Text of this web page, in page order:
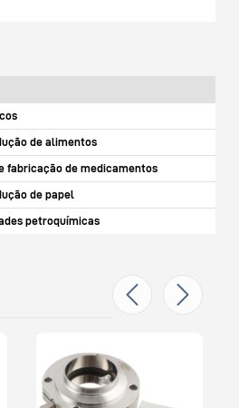
de alimentos
fabricação de medicamentos
de papel
petroquímicas